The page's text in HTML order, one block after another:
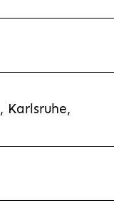
Karlsruhe,